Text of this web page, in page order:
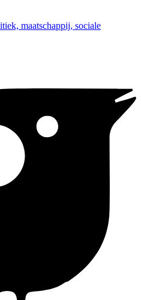
maatschappij, sociale